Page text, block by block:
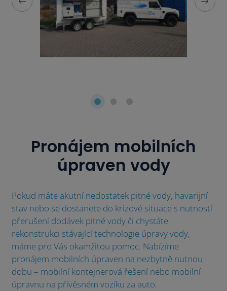
Pronájem mobilních
úpraven vody
Pokud máte akutní nedostatek pitné vody, havarijní
stav nebo se dostanete do krizové situace s nutností
přerušení dodávek pitné vody či chystáte
rekonstrukci stávající technologie úpravy vody,
máme pro Vás okamžitou pomoc. Nabízíme
pronájem mobilních úpraven na nezbytně nutnou
dobu – mobilní kontejnerová řešení nebo mobilní
úpravnu na přívěsném vozíku za auto.